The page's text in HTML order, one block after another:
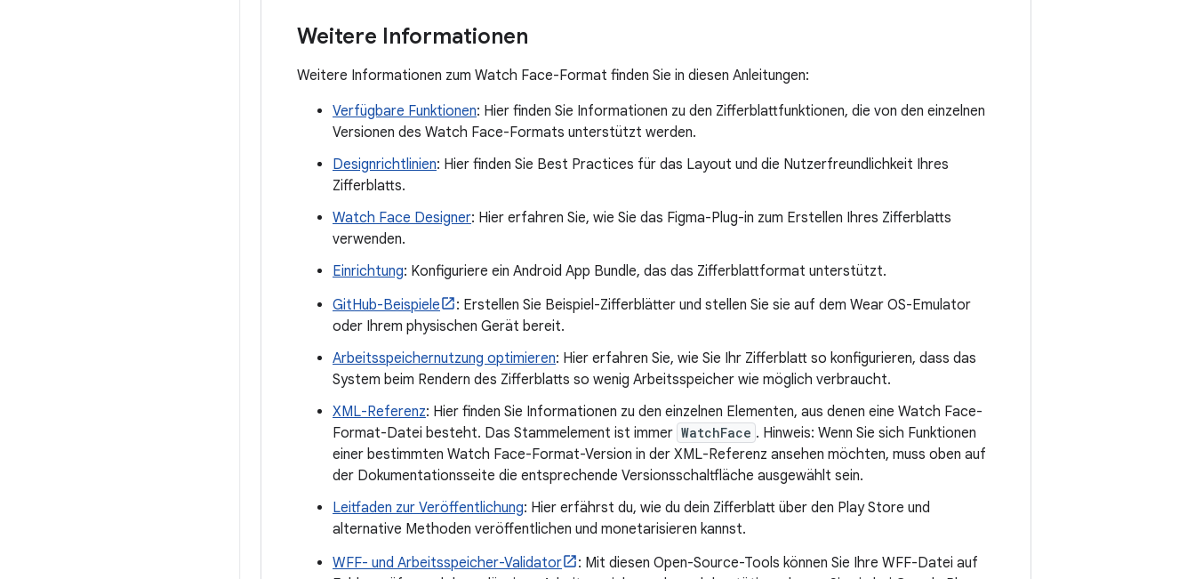
Weitere Informationen
Weitere Informationen zum Watch Face-Format finden Sie in diesen Anleitungen:
Verfügbare Funktionen: Hier finden Sie Informationen zu den Zifferblattfunktionen, die von den einzelnen
Versionen des Watch Face-Formats unterstützt werden.
Designrichtlinien: Hier finden Sie Best Practices für das Layout und die Nutzerfreundlichkeit Ihres
Zifferblatts.
Watch Face Designer: Hier erfahren Sie, wie Sie das Figma-Plug-in zum Erstellen Ihres Zifferblatts
verwenden.
Einrichtung: Konfiguriere ein Android App Bundle, das das Zifferblattformat unterstützt.
GitHub-Beispiele
: Erstellen Sie Beispiel-Zifferblätter und stellen Sie sie auf dem Wear OS-Emulator
oder Ihrem physischen Gerät bereit.
Arbeitsspeichernutzung optimieren: Hier erfahren Sie, wie Sie Ihr Zifferblatt so konfigurieren, dass das
System beim Rendern des Zifferblatts so wenig Arbeitsspeicher wie möglich verbraucht.
XML-Referenz: Hier finden Sie Informationen zu den einzelnen Elementen, aus denen eine Watch Face-
Format-Datei besteht. Das Stammelement ist immer WatchFace . Hinweis: Wenn Sie sich Funktionen
einer bestimmten Watch Face-Format-Version in der XML-Referenz ansehen möchten, muss oben auf
der Dokumentationsseite die entsprechende Versionsschaltfläche ausgewählt sein.
Leitfaden zur Veröffentlichung: Hier erfährst du, wie du dein Zifferblatt über den Play Store und
alternative Methoden veröffentlichen und monetarisieren kannst.
WFF- und Arbeitsspeicher-Validator
: Mit diesen Open-Source-Tools können Sie Ihre WFF-Datei auf